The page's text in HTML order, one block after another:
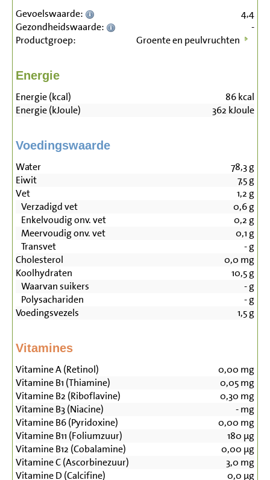
Gevoelswaarde:
4,4
Gezondheidswaarde:
-
Productgroep:
Groente en peulvruchten
Energie
Energie (kcal) 86kcal
Energie (kJoule)
362 kJoule
Voedingswaarde
Water 78,3g
Eiwit
7,5g
Vet
1,2 g
Verzadigd vet
0,6g
Enkelvoudig onv. vet
0,2 g
Meervoudig onv. vet
0,1 g
Transvet
-g
Cholesterol
0,0 mg
Koolhydraten
10,5g
Waarvan suikers
-g
Polysachariden
-g
Voedingsvezels
1,5g
Vitamines
Vitamine A (Retinol) 0,00 mg
Vitamine B1 (Thiamine)
0,05mg
Vitamine B2 (Riboflavine)
0,30 mg
Vitamine B3 (Niacine)
-mg
Vitamine B6 (Pyridoxine)
0,00 mg
Vitamine B11 (Foliumzuur)
180 µg
Vitamine B12 (Cobalamine)
0,00 µg
Vitamine C (Ascorbinezuur)
3,0 mg
Vitamine D (Calcifine)
0,0 µg